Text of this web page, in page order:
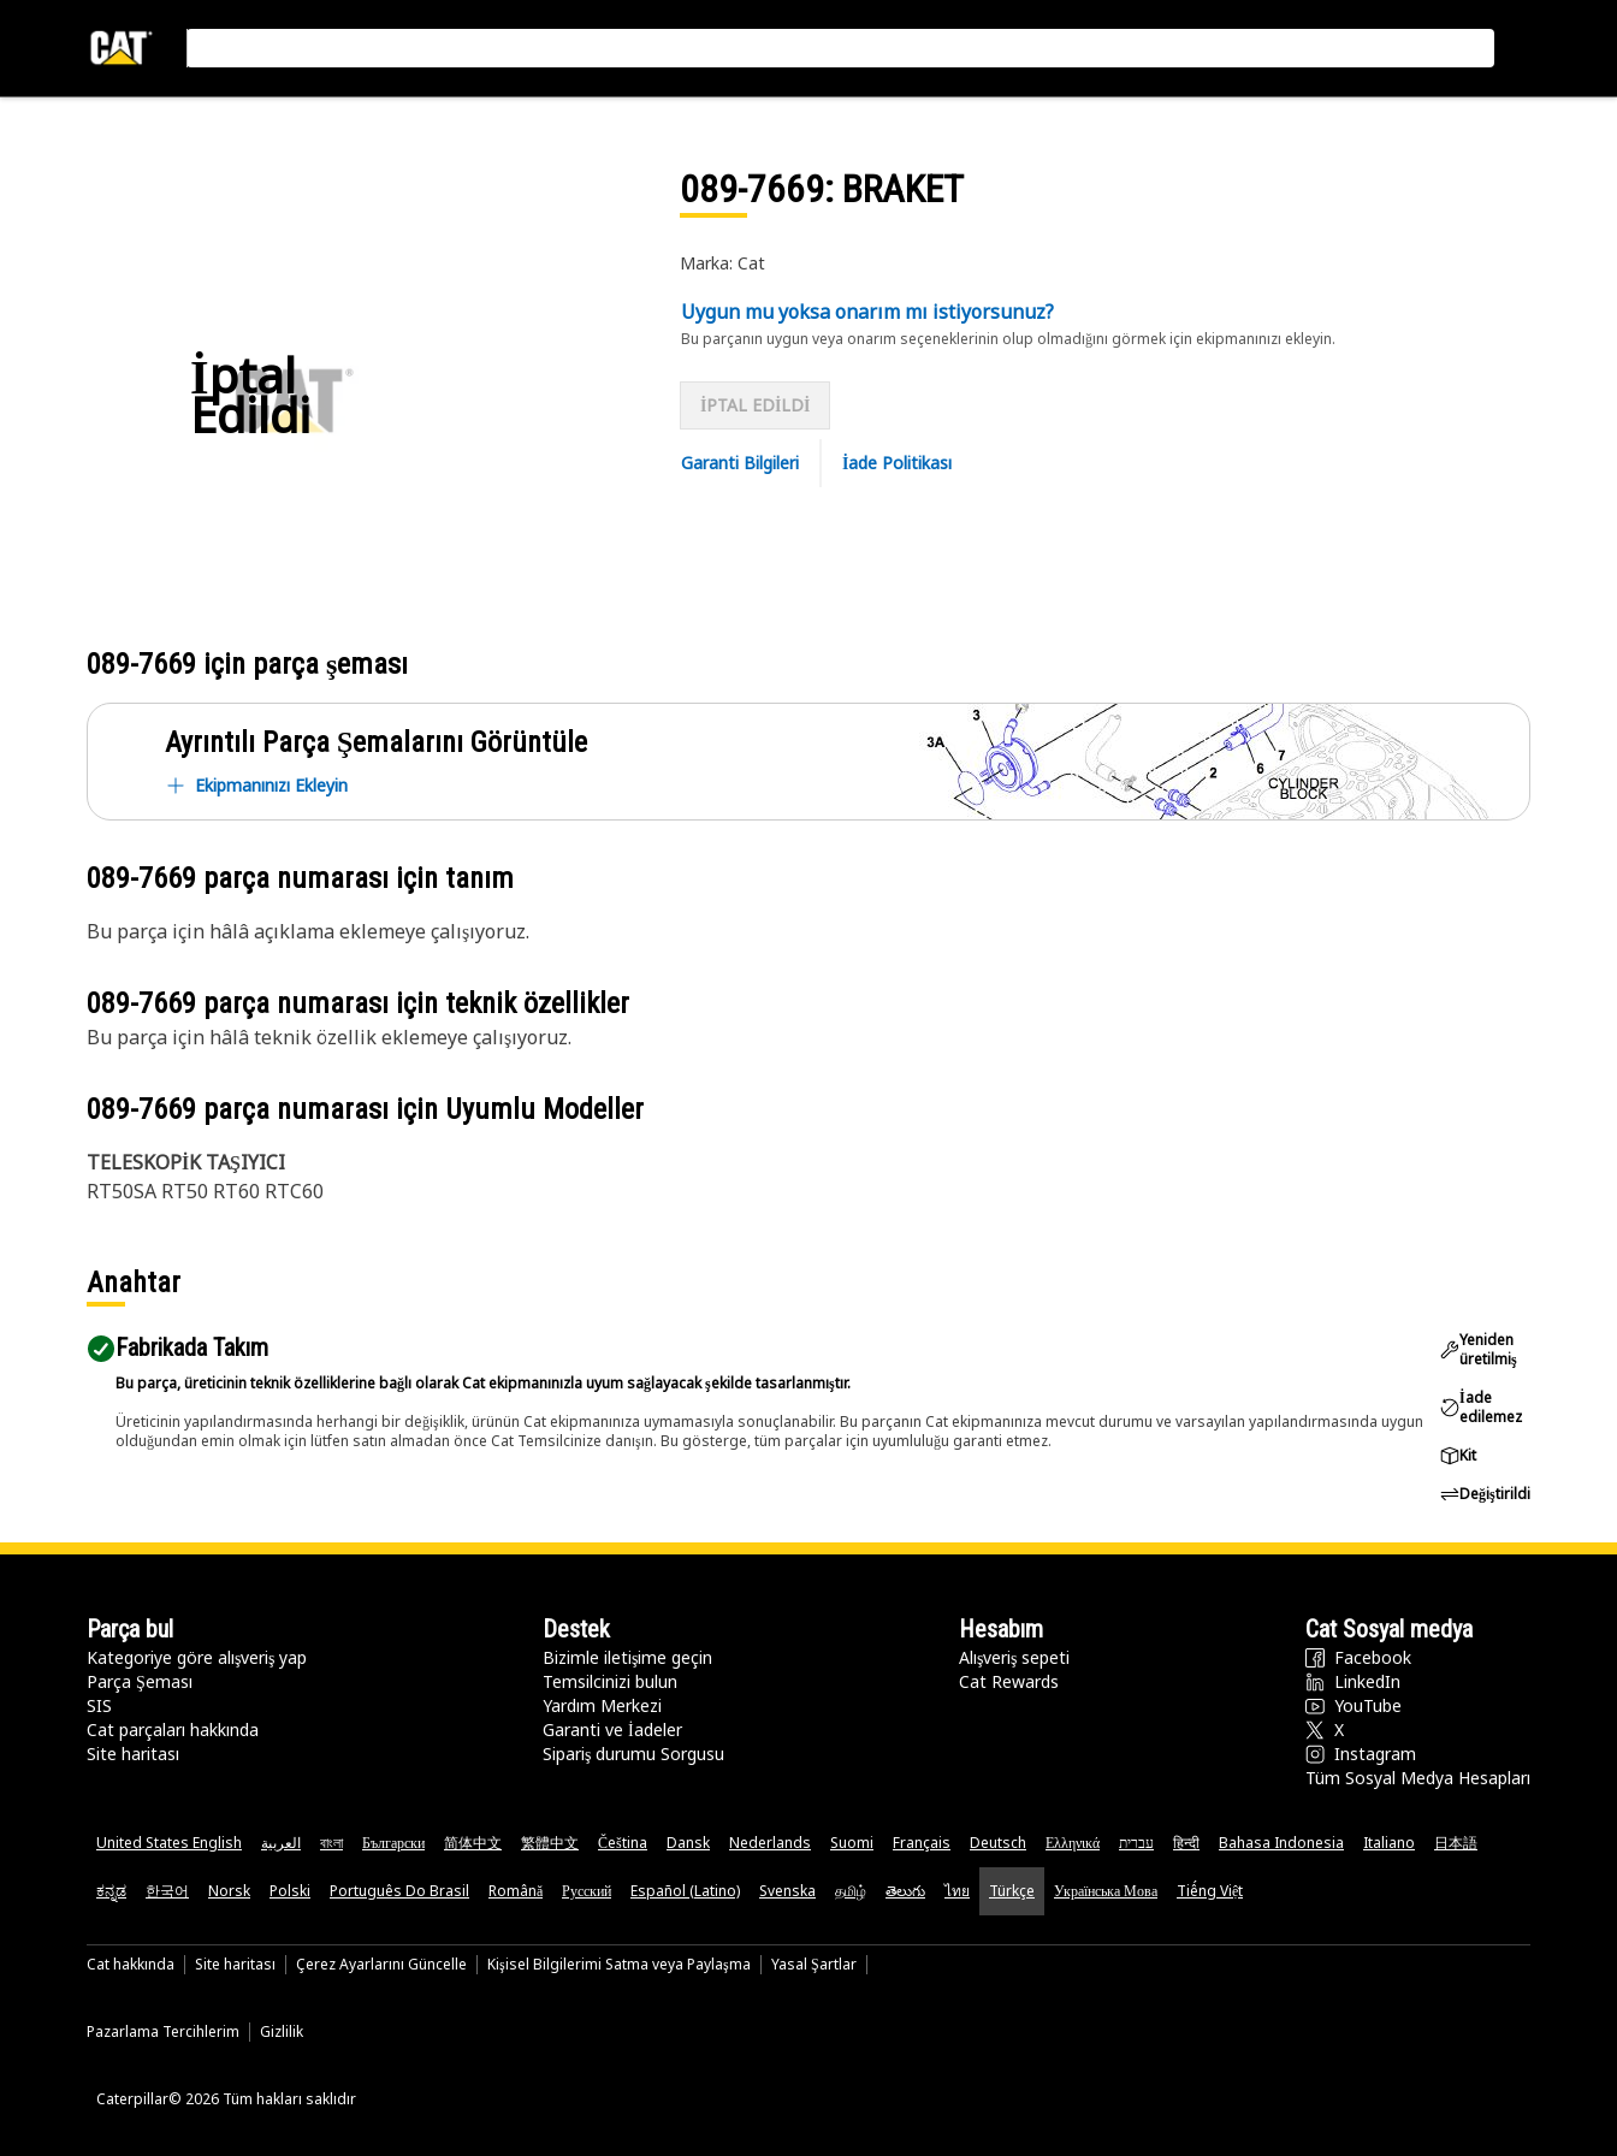
İptal
Edildi
089-7669: BRAKET
Marka: Cat
Uygun mu yoksa onarım mı istiyorsunuz?
Bu parçanın uygun veya onarım seçeneklerinin olup olmadığını görmek için ekipmanınızı ekleyin.
İPTAL EDİLDİ
Garanti Bilgileri İade Politikası
089-7669 için parça şeması
Ayrıntılı Parça Şemalarını Görüntüle
Ekipmanınızı Ekleyin
089-7669 parça numarası için tanım
Bu parça için hâlâ açıklama eklemeye çalışıyoruz.
089-7669 parça numarası için teknik özellikler
Bu parça için hâlâ teknik özellik eklemeye çalışıyoruz.
089-7669 parça numarası için Uyumlu Modeller
TELESKOPİK TAŞIYICI
RT50SA RT50 RT60 RTC60
Anahtar
Fabrikada Takım
Bu parça, üreticinin teknik özelliklerine bağlı olarak Cat ekipmanınızla uyum sağlayacak şekilde tasarlanmıştır.
Üreticinin yapılandırmasında herhangi bir değişiklik, ürünün Cat ekipmanınıza uymamasıyla sonuçlanabilir. Bu parçanın Cat ekipmanınıza mevcut durumu ve varsayılan yapılandırmasında uygun
olduğundan emin olmak için lütfen satın almadan önce Cat Temsilcinize danışın. Bu gösterge, tüm parçalar için uyumluluğu garanti etmez.
Yeniden
üretilmiş
İade
edilemez
Kit
Değiştirildi
Parça bul
Kategoriye göre alışveriş yap
Parça Şeması
SIS
Cat parçaları hakkında
Site haritası
Destek
Bizimle iletişime geçin
Temsilcinizi bulun
Yardım Merkezi
Garanti ve İadeler
Sipariş durumu Sorgusu
Hesabım
Alışveriş sepeti
Cat Rewards
Cat Sosyal medya
Facebook
LinkedIn
YouTube
X
Instagram
Tüm Sosyal Medya Hesapları
United States English العربية বাংলা Български 简体中文 繁體中文 Čeština Dansk Nederlands Suomi Français Deutsch Ελληνικά עברית हिन्दी Bahasa Indonesia Italiano 日本語
ಕನ್ನಡ 한국어 Norsk Polski Português Do Brasil Română Русский Español (Latino) Svenska தமிழ் తెలుగు ไทย Türkçe Українська Мова Tiếng Việt
Cat hakkında Site haritası Çerez Ayarlarını Güncelle Kişisel Bilgilerimi Satma veya Paylaşma Yasal Şartlar
Pazarlama Tercihlerim Gizlilik
Caterpillar© 2026 Tüm hakları saklıdır